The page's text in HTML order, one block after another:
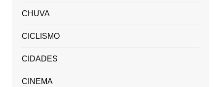
CHUVA
CICLISMO
CIDADES
CINEMA